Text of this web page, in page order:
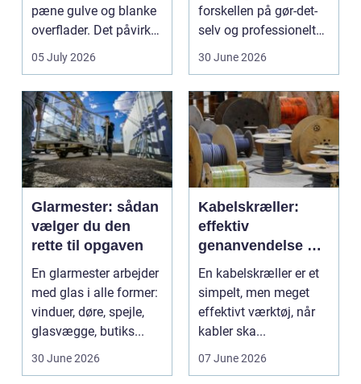
pæne gulve og blanke
overflader. Det påvirker
både arbejdsmi...
05 July 2026
forskellen på gør-det-
selv og professionelt
30 June 2026
Glarmester: sådan
vælger du den
rette til opgaven
En glarmester arbejder
med glas i alle former:
vinduer, døre, spejle,
glasvægge, butiks...
30 June 2026
Kabelskræller:
effektiv
genanvendelse og
bedre økonomi i
kabelhåndtering
En kabelskræller er et
simpelt, men meget
effektivt værktøj, når
kabler ska...
07 June 2026